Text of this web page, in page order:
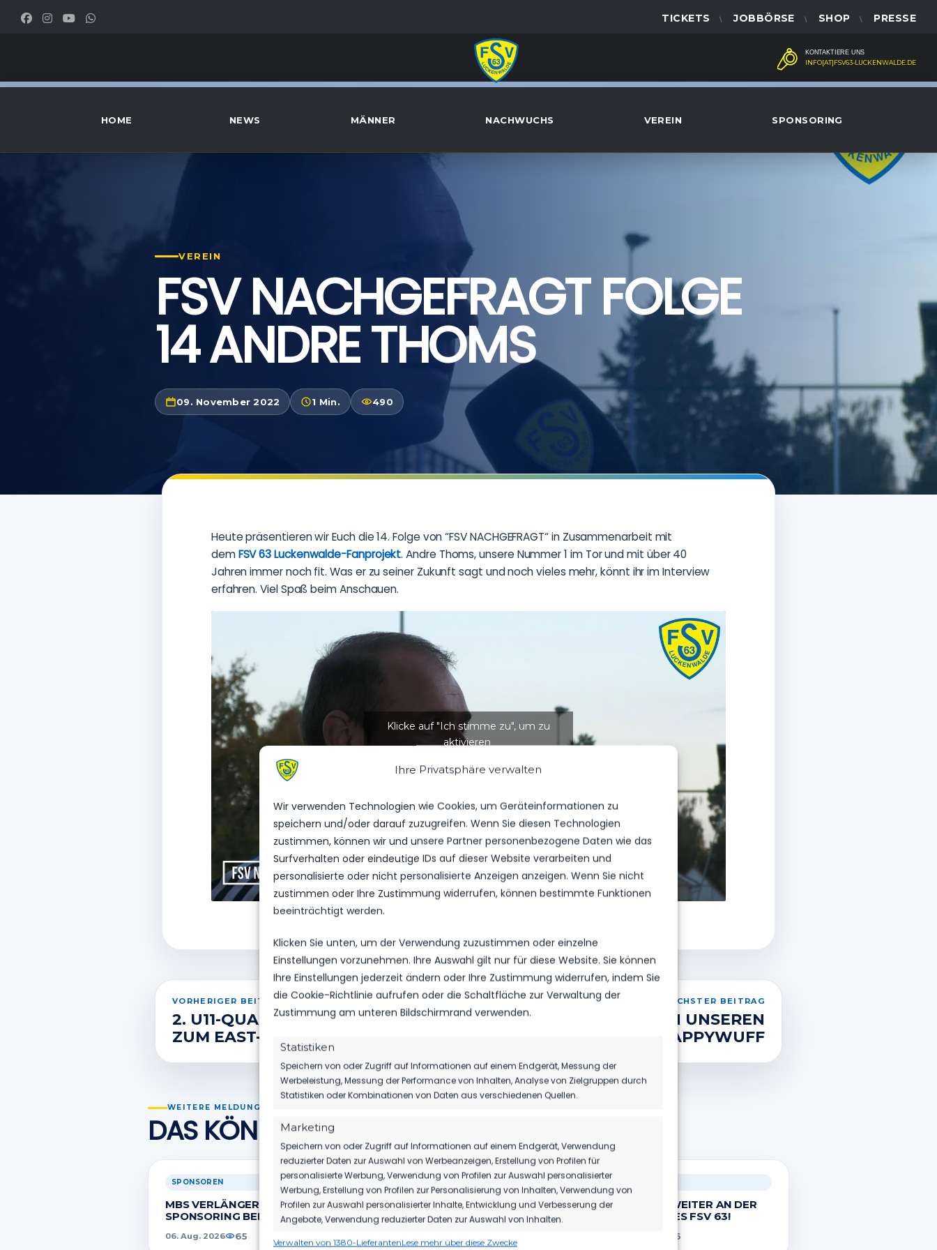
Ihre Privatsphäre verwalten
Wir verwenden Technologien wie Cookies, um Geräteinformationen zu
speichern und/oder darauf zuzugreifen. Wenn Sie diesen Technologien
zustimmen, können wir und unsere Partner personenbezogene Daten wie das
Surfverhalten oder eindeutige IDs auf dieser Website verarbeiten und
personalisierte oder nicht personalisierte Anzeigen anzeigen. Wenn Sie nicht
zustimmen oder Ihre Zustimmung widerrufen, können bestimmte Funktionen
beeinträchtigt werden.
Klicken Sie unten, um der Verwendung zuzustimmen oder einzelne
Einstellungen vorzunehmen. Ihre Auswahl gilt nur für diese Website. Sie können
Ihre Einstellungen jederzeit ändern oder Ihre Zustimmung widerrufen, indem Sie
die Cookie-Richtlinie aufrufen oder die Schaltfläche zur Verwaltung der
Zustimmung am unteren Bildschirmrand verwenden.
Statistiken
Speichern von oder Zugriff auf Informationen auf einem Endgerät, Messung der
Werbeleistung, Messung der Performance von Inhalten, Analyse von Zielgruppen durch
Statistiken oder Kombinationen von Daten aus verschiedenen Quellen.
Marketing
Speichern von oder Zugriff auf Informationen auf einem Endgerät, Verwendung
reduzierter Daten zur Auswahl von Werbeanzeigen, Erstellung von Profilen für
personalisierte Werbung, Verwendung von Profilen zur Auswahl personalisierter
Werbung, Erstellung von Profilen zur Personalisierung von Inhalten, Verwendung von
Profilen zur Auswahl personalisierter Inhalte, Entwicklung und Verbesserung der
Angebote, Verwendung reduzierter Daten zur Auswahl von Inhalten.
Verwalten von 1380-LieferantenLese mehr über diese Zwecke
TICKETS JOBBÖRSE SHOP PRESSE
KONTAKTIERE UNS
INFO[AT]FSV63-LUCKENWALDE.DE
HOME NEWS MÄNNER NACHWUCHS VEREIN SPONSORING
VEREIN
FSV NACHGEFRAGT FOLGE
14 ANDRE THOMS
09. November 2022 1 Min. 490
Heute präsentieren wir Euch die 14. Folge von “FSV NACHGEFRAGT“ in Zusammenarbeit mit
demFSV 63 Luckenwalde-Fanprojekt. Andre Thoms, unsere Nummer 1 im Tor und mit über 40
Jahren immer noch fit. Was er zu seiner Zukunft sagt und noch vieles mehr, könnt ihr im Interview
erfahren. Viel Spaß beim Anschauen.
Klicke auf "Ich stimme zu", um zu
aktivieren
VORHERIGER BEITRAG
2. U11-QUALIFIKATIONSTURNIER
ZUM EAST-MALLORCA CUP 2022
NÄCHSTER BEITRAG
WIR BEGRÜSSEN UNSEREN N
EUEN SPONSOR HAPPYWUFF
WEITERE MELDUNGEN
DAS KÖNNTE DICH AUCH INTERESSIEREN.
SPONSOREN
MBS VERLÄNGERT SEIN
SPONSORING BEIM FSV
06. Aug. 2026 65
WIR VERPFLICHTEN TILL
JACOBI!
REST GMBH WEITER AN DER
SEITE UNSERES FSV 63!
116